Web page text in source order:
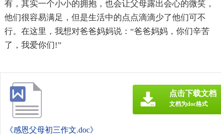
有，其实一个小小的拥抱，也会让父母露出会心的微笑，
他们很容易满足，但是生活中的点点滴滴少了他们可不
行。在这里，我想对爸爸妈妈说：“爸爸妈妈，你们辛苦
了，我爱你们!”
《感恩父母初三作文.doc》
点击下载文档
文档为doc格式